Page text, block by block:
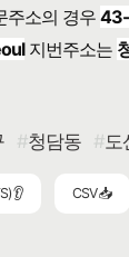
주소의 경우
지번주소는
청담동 도
👂 CSV 📥